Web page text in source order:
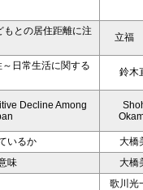
もとの居住距離に注
立福
日常生活に関する
鈴木
Decline Among
いるか
大橋
味
大橋
歌川光